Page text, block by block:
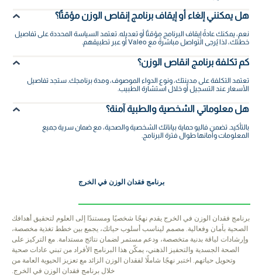
هل يمكنني إلغاء أو إيقاف برنامج إنقاص الوزن مؤقتًا؟
نعم، يمكنك عادةً إيقاف البرنامج مؤقتًا أو تعديله. تعتمد السياسة المحددة على تفاصيل
خطتك، لذا يُرجى التواصل مباشرةً مع Valeo أو عبر تطبيقهم.
كم تكلفة برنامج انقاص الوزن؟
تعتمد التكلفة على مدينتك، ونوع الدواء الموصوف، ومدة برنامجك. ستجد تفاصيل
الأسعار عند التسجيل أو خلال استشارة الطبيب.
هل معلوماتي الشخصية والطبية آمنة؟
بالتأكيد. تضمن فاليو حماية بياناتك الشخصية والصحية، مع ضمان سرية جميع
المعلومات وأمانها طوال فترة البرنامج.
برنامج فقدان الوزن في الخرج
برنامج فقدان الوزن في الخرج يقدم نهجًا شخصيًا ومستندًا إلى العلوم لتحقيق أهدافك
الصحية بأمان وفعالية. مصمم ليناسب أسلوب حياتك، يجمع بين خطط تغذية مخصصة،
وإرشادات لياقة بدنية متخصصة، ودعم مستمر لضمان نتائج مستدامة. مع التركيز على
الصحة الجسدية والتحفيز الذهني، يمكّن هذا البرنامج الأفراد من تبني عادات صحية
وتحويل حياتهم. اختبر نهجًا شاملًا لفقدان الوزن الزائد مع تعزيز الحيوية العامة من
خلال برنامج فقدان الوزن في الخرج.